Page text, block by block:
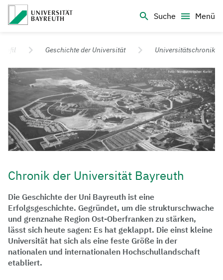
Suche
Menü
Universität Bayreuth – Deine Top-Campus-Uni
Profil Geschichte der Universität Universitätschronik
Chronik der Universität Bayreuth
Die Geschichte der Uni Bayreuth ist eine
Erfolgsgeschichte. Gegründet, um die strukturschwache
und grenznahe Region Ost-Oberfranken zu stärken,
lässt sich heute sagen: Es hat geklappt. Die einst kleine
Universität hat sich als eine feste Größe in der
nationalen und internationalen Hochschullandschaft
etabliert.